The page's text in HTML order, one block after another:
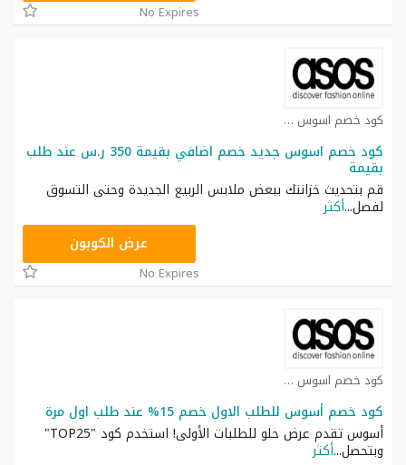
No Expires
كود خصم اسوس كوبون
كود خصم اسوس جديد خصم اضافي بقيمة 350 ر.س عند طلب
بقيمة
قم بتحديث خزانتك ببعض ملابس الربيع الجديدة وحتى التسوق
لفصل...أكثر
TOP25عرض الكوبون
No Expires
كود خصم اسوس كوبون
كود خصم أسوس للطلب الاول خصم 15% عند طلب اول مرة
أسوس تقدم عرض حلو للطلبات الأولى! استخدم كود "TOP25"
وبتحصل...أكثر